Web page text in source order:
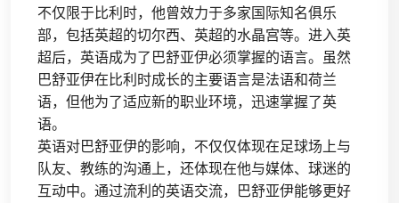
不仅限于比利时，他曾效力于多家国际知名俱乐
部，包括英超的切尔西、英超的水晶宫等。进入英
超后，英语成为了巴舒亚伊必须掌握的语言。虽然
巴舒亚伊在比利时成长的主要语言是法语和荷兰
语，但他为了适应新的职业环境，迅速掌握了英
语。
英语对巴舒亚伊的影响，不仅仅体现在足球场上与
队友、教练的沟通上，还体现在他与媒体、球迷的
互动中。通过流利的英语交流，巴舒亚伊能够更好